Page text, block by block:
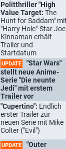
Politthriller "High
Value Target: The
Hunt for Saddam" mit
"Harry Hole"-Star Joel
Kinnaman erhält
Trailer und
Startdatum
UPDATE
"Star Wars"
stellt neue Anime-
Serie "Die neunte
Jedi" mit erstem
Trailer vor
"Cupertino": Endlich
erster Trailer zur
neuen Serie mit Mike
Colter ("Evil")
UPDATE
"Outer